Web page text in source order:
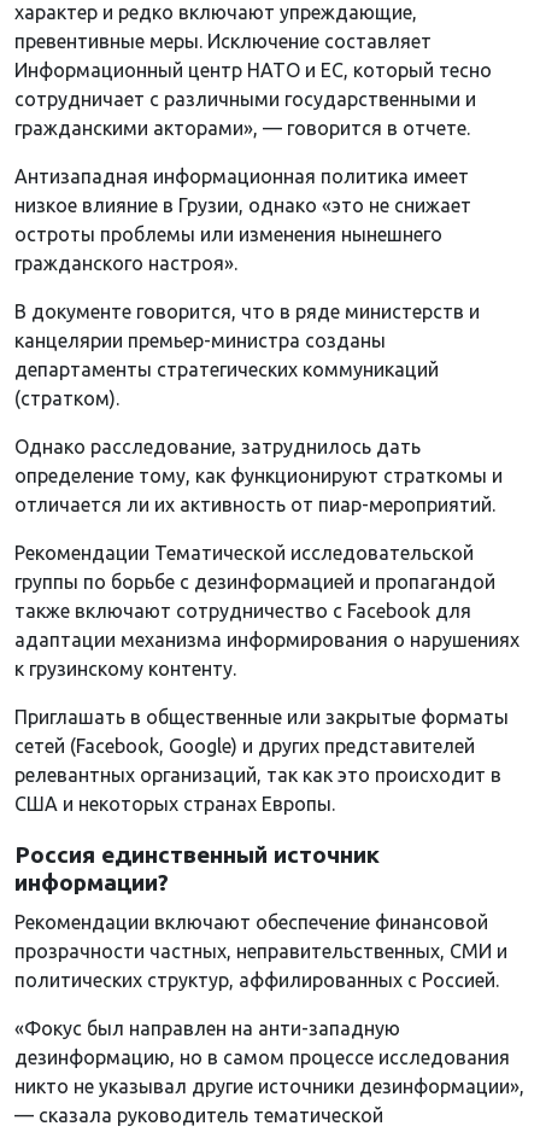
характер и редко включают упреждающие,
превентивные меры. Исключение составляет
Информационный центр НАТО и ЕС, который тесно
сотрудничает с различными государственными и
гражданскими акторами», — говорится в отчете.
Антизападная информационная политика имеет
низкое влияние в Грузии, однако «это не снижает
остроты проблемы или изменения нынешнего
гражданского настроя».
В документе говорится, что в ряде министерств и
канцелярии премьер-министра созданы
департаменты стратегических коммуникаций
(стратком).
Однако расследование, затруднилось дать
определение тому, как функционируют страткомы и
отличается ли их активность от пиар-мероприятий.
Рекомендации Тематической исследовательской
группы по борьбе с дезинформацией и пропагандой
также включают сотрудничество с Facebook для
адаптации механизма информирования о нарушениях
к грузинскому контенту.
Приглашать в общественные или закрытые форматы
сетей (Facebook, Google) и других представителей
релевантных организаций, так как это происходит в
США и некоторых странах Европы.
Россия единственный источник
информации?
Рекомендации включают обеспечение финансовой
прозрачности частных, неправительственных, СМИ и
политических структур, аффилированных с Россией.
«Фокус был направлен на анти-западную
дезинформацию, но в самом процессе исследования
никто не указывал другие источники дезинформации»,
— сказала руководитель тематической